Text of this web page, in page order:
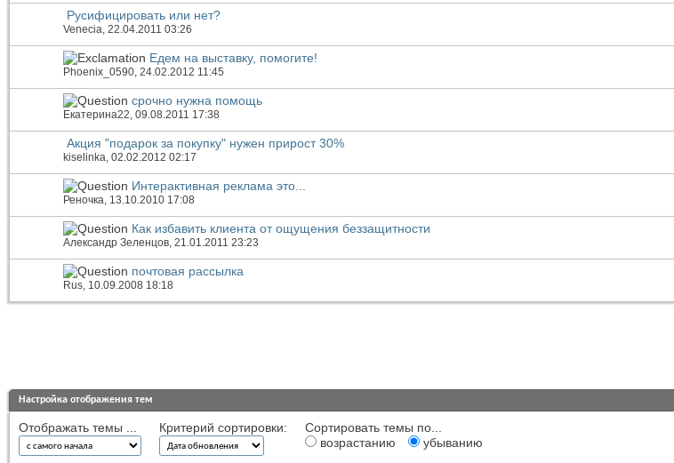
Русифицировать или нет?
Venecia, 22.04.2011 03:26
Едем на выставку, помогите!
Phoenix_0590, 24.02.2012 11:45
срочно нужна помощь
Екатерина22, 09.08.2011 17:38
Акция "подарок за покупку" нужен прирост 30%
kiselinka, 02.02.2012 02:17
Интерактивная реклама это...
Реночка, 13.10.2010 17:08
Как избавить клиента от ощущения беззащитности
Александр Зеленцов, 21.01.2011 23:23
почтовая рассылка
Rus, 10.09.2008 18:18
Настройка отображения тем
Отображать темы ... Критерий сортировки:
Сортировать темы по...
возрастанию
убыванию